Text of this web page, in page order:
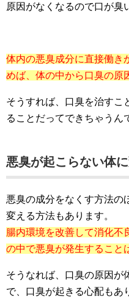
原因がなくなるので口が臭
体内の悪臭成分に直接働き
めば、体の中から口臭の原
そうすれば、口臭を治すこ
ることだってできちゃうん
悪臭が起こらない体
悪臭の成分をなくす方法の
変える方法もあります。
腸内環境を改善して消化不
の中で悪臭が発生すること
そうなれば、口臭の原因が
で、口臭が起きる心配もあ